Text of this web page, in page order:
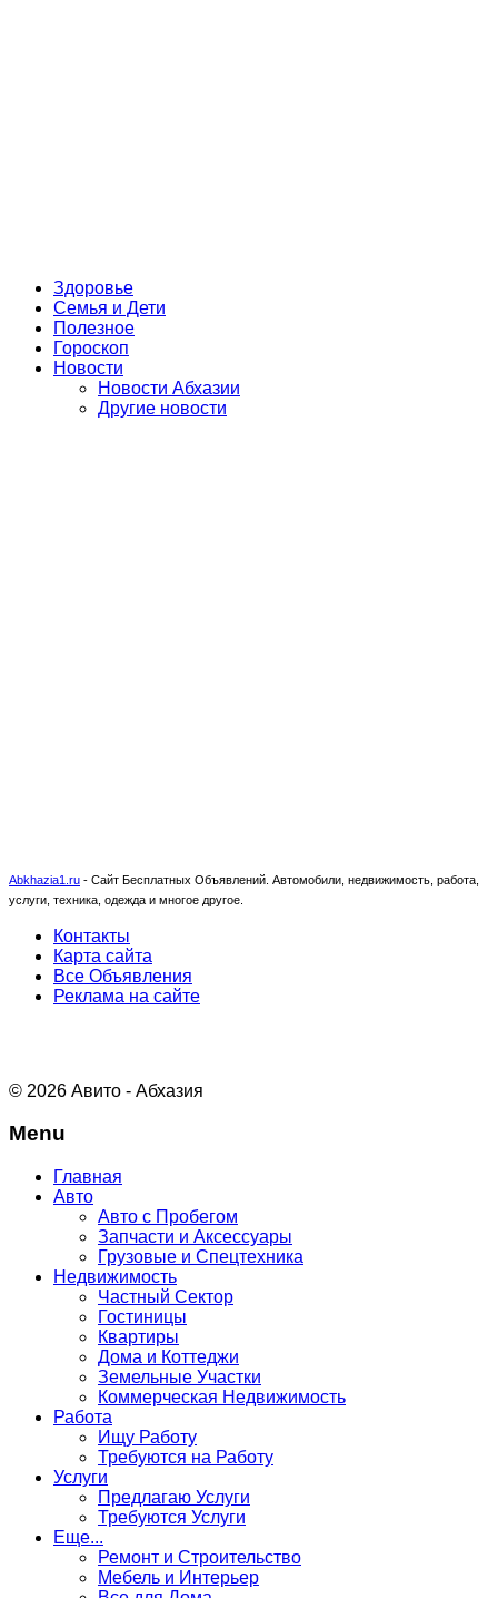
Здоровье
Семья и Дети
Полезное
Гороскоп
Новости
Новости Абхазии
Другие новости
Abkhazia1.ru - Сайт Бесплатных Объявлений. Автомобили, недвижимость, работа,
услуги, техника, одежда и многое другое.
Контакты
Карта сайта
Все Объявления
Реклама на сайте
© 2026 Авито - Абхазия
Menu
Главная
Авто
Авто с Пробегом
Запчасти и Аксессуары
Грузовые и Спецтехника
Недвижимость
Частный Сектор
Гостиницы
Квартиры
Дома и Коттеджи
Земельные Участки
Коммерческая Недвижимость
Работа
Ищу Работу
Требуются на Работу
Услуги
Предлагаю Услуги
Требуются Услуги
Еще...
Ремонт и Строительство
Мебель и Интерьер